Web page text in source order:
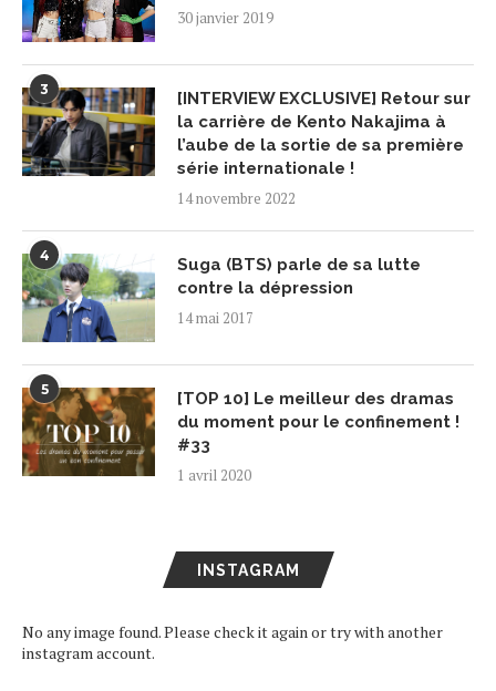
30 janvier 2019
3
[INTERVIEW EXCLUSIVE] Retour sur
la carrière de Kento Nakajima à
l’aube de la sortie de sa première
série internationale !
14 novembre 2022
4
Suga (BTS) parle de sa lutte
contre la dépression
14 mai 2017
5
[TOP 10] Le meilleur des dramas
du moment pour le confinement !
#33
1 avril 2020
INSTAGRAM
No any image found. Please check it again or try with another
instagram account.